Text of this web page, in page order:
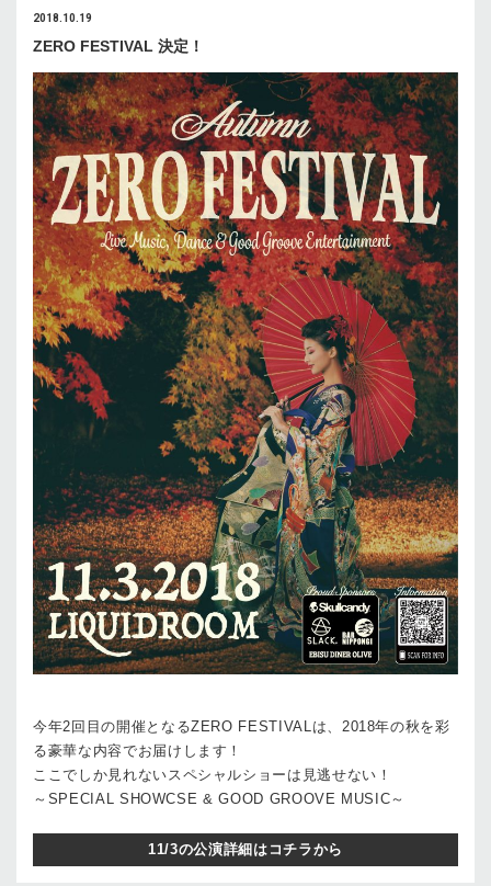
2018.10.19
ZERO FESTIVAL 決定！
今年2回目の開催となるZERO FESTIVALは、2018年の秋を彩
る豪華な内容でお届けします！
ここでしか見れないスペシャルショーは見逃せない！
～SPECIAL SHOWCSE & GOOD GROOVE MUSIC～
11/3の公演詳細はコチラから